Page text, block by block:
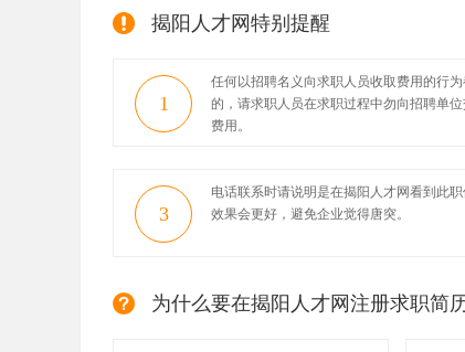
揭阳人才网特别提醒
1
任何以招聘名义向求职人员收取费用的行
的，请求职人员在求职过程中勿向招聘单
费用。
3
电话联系时请说明是在揭阳人才网看到此职
效果会更好，避免企业觉得唐突。
为什么要在揭阳人才网注册求职简